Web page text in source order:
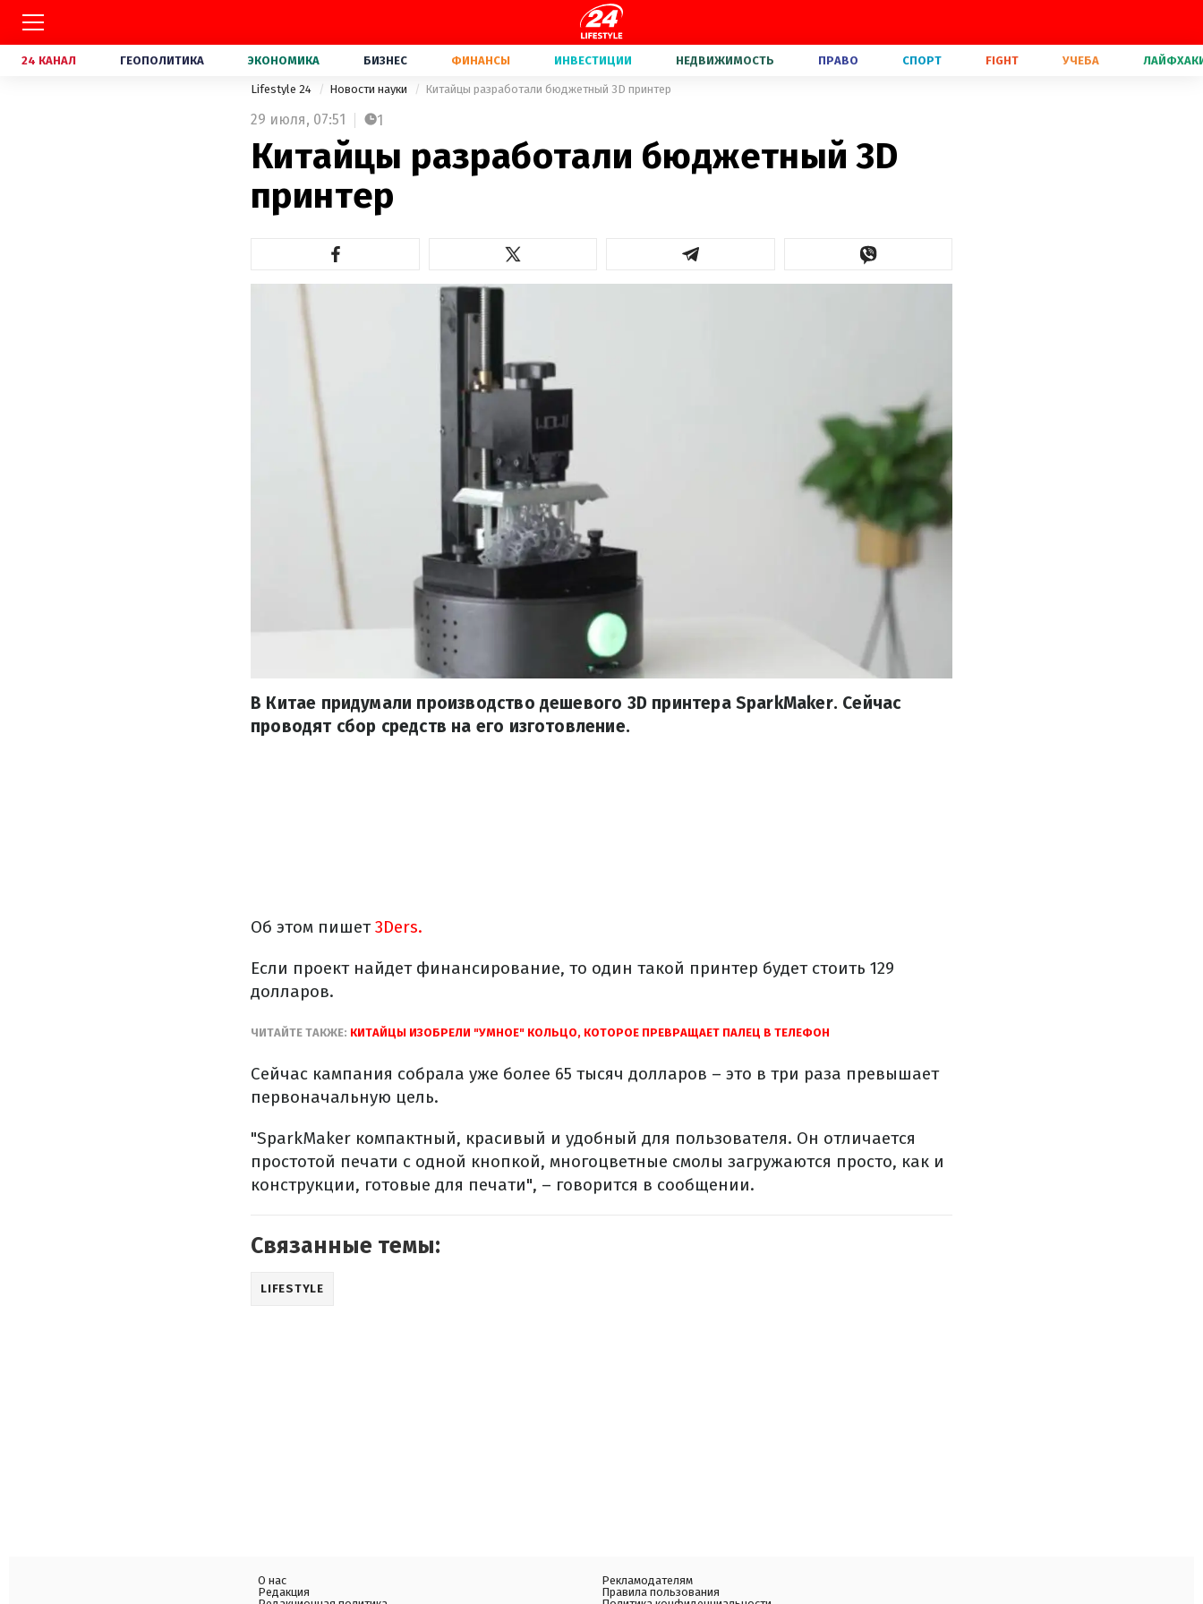
24 КАНАЛ ГЕОПОЛИТИКА ЭКОНОМИКА БИЗНЕС ФИНАНСЫ ИНВЕСТИЦИИ НЕДВИЖИМОСТЬ ПРАВО СПОРТ FIGHT УЧЕБА
Lifestyle 24 Новости науки Китайцы разработали бюджетный 3D принтер
29 июля, 07:51 1
Китайцы разработали бюджетный 3D
принтер
В Китае придумали производство дешевого 3D принтера SparkMaker. Сейчас
проводят сбор средств на его изготовление.
Об этом пишет3Ders.
Если проект найдет финансирование, то один такой принтер будет стоить 129
долларов.
ЧИТАЙТЕ ТАКЖЕ: КИТАЙЦЫ ИЗОБРЕЛИ "УМНОЕ" КОЛЬЦО, КОТОРОЕ ПРЕВРАЩАЕТ ПАЛЕЦ В ТЕЛЕФОН
Сейчас кампания собрала уже более 65 тысяч долларов – это в три раза превышает
первоначальную цель.
"SparkMaker компактный, красивый и удобный для пользователя. Он отличается
простотой печати с одной кнопкой, многоцветные смолы загружаются просто, как и
конструкции, готовые для печати", – говорится в сообщении.
Связанные темы:
LIFESTYLE
О нас
Редакция
Рекламодателям
Правила пользования